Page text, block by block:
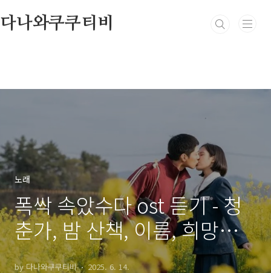
다나와쿠쿠티비
노래
폭싹 속았수다 ost 듣기 - 청
춘가, 밤 산책, 이름, 희망의
나라로, 내사랑 내곁에
by 다나와쿠쿠티비 2025. 6. 14.